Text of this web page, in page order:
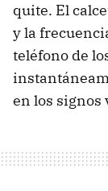
quite. El
y la
teléfono de
en los signos